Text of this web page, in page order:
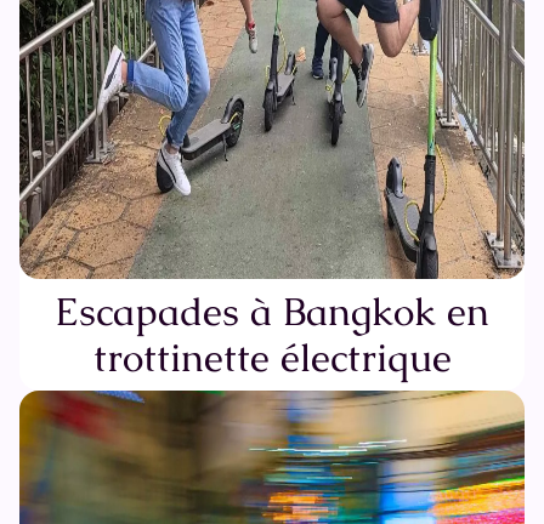
Escapades à Bangkok en
trottinette électrique